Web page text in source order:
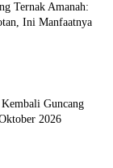
Ternak Amanah:
Ini Manfaatnya
Guncang
2026